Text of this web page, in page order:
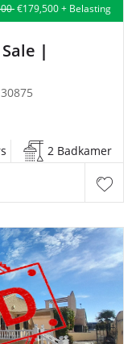
€179,500 + Belasting
|
2 Badkamer